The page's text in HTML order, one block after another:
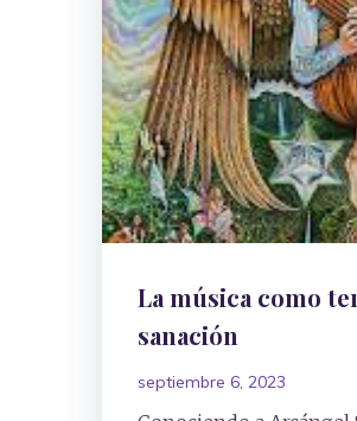
La música como
sanación
septiembre 6, 2023